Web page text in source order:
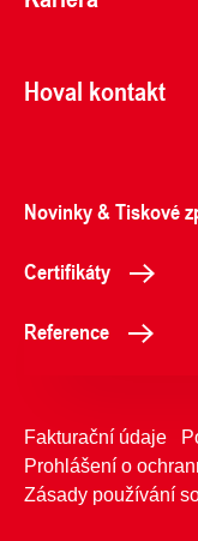
Hoval kontakt
Novinky & Tiskové
Certifikáty
Reference
Fakturační údaje
Prohlášení o
Zásady používání